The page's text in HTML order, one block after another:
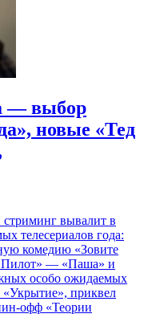
— выбор
новые «Тед
вывалит в
телесериалов года:
комедию «Зовите
— «Паша» и
особо ожидаемых
«Укрытие», приквел
офф «Теории